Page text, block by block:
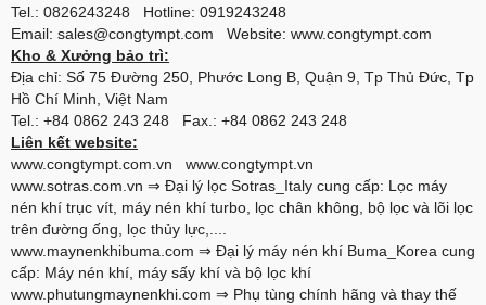
Tel.: 0826243248 Hotline: 0919243248
Email: sales@congtympt.com Website: www.congtympt.com
Kho & Xưởng bảo trì:
Địa chỉ: Số 75 Đường 250, Phước Long B, Quận 9, Tp Thủ Đức, Tp
Hồ Chí Minh, Việt Nam
Tel.: +84 0862 243 248 Fax.: +84 0862 243 248
Liên kết website:
www.congtympt.com.vn
www.congtympt.vn
www.sotras.com.vn ⇒ Đại lý lọc Sotras_Italy cung cấp: Lọc máy
nén khí trục vít, máy nén khí turbo, lọc chân không, bộ lọc và lõi lọc
trên đường ống, lọc thủy lực,....
www.maynenkhibuma.com ⇒ Đại lý máy nén khí Buma_Korea cung
cấp: Máy nén khí, máy sấy khí và bộ lọc khí
www.phutungmaynenkhi.com ⇒ Phụ tùng chính hãng và thay thế